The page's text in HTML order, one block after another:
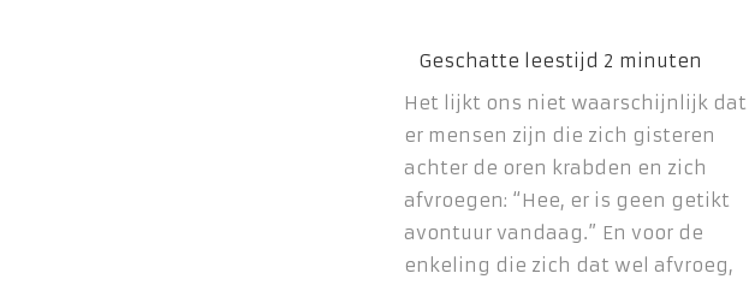
Het lijkt ons niet waarschijnlijk dat
er mensen zijn die zich gisteren
achter de oren krabden en zich
afvroegen: “Hee, er is geen getikt
avontuur vandaag.” En voor de
enkeling die zich dat wel afvroeg,